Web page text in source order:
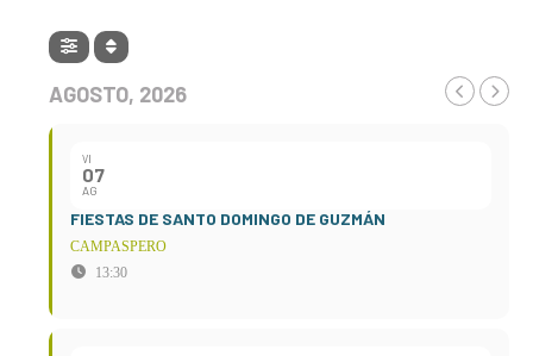
AGOSTO, 2026
VI
07
AG
FIESTAS DE SANTO DOMINGO DE GUZMÁN
CAMPASPERO
13:30